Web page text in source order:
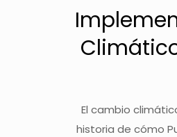
El cambio
historia de cómo